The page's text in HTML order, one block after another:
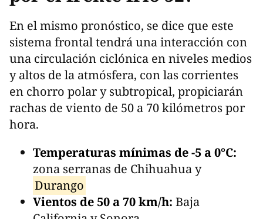
En el mismo pronóstico, se dice que este
sistema frontal tendrá una interacción con
una circulación ciclónica en niveles medios
y altos de la atmósfera, con las corrientes
en chorro polar y subtropical, propiciarán
rachas de viento de 50 a 70 kilómetros por
hora.
Temperaturas mínimas de -5 a 0°C:
zona serranas de Chihuahua y
Durango
Vientos de 50 a 70 km/h: Baja